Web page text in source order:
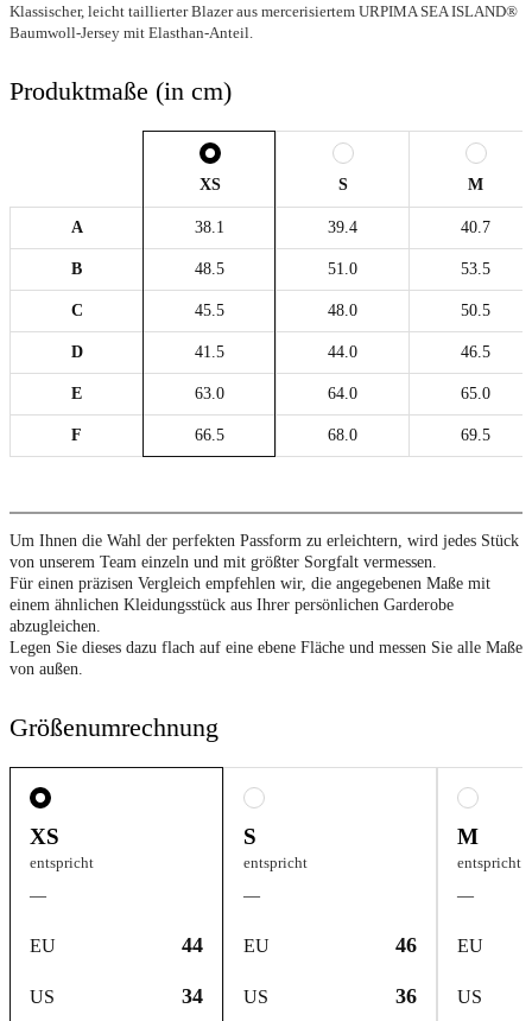
Klassischer, leicht taillierter Blazer aus mercerisiertem URPIMA SEA ISLAND®
Baumwoll-Jersey mit Elasthan-Anteil.
Produktmaße (in cm)
XS S M
A 38.1 39.4 40.7
B 48.5 51.0 53.5
C 45.5 48.0 50.5
D 41.5 44.0 46.5
E 63.0 64.0 65.0
F 66.5 68.0 69.5
Um Ihnen die Wahl der perfekten Passform zu erleichtern, wird jedes Stück
von unserem Team einzeln und mit größter Sorgfalt vermessen.
Für einen präzisen Vergleich empfehlen wir, die angegebenen Maße mit
einem ähnlichen Kleidungsstück aus Ihrer persönlichen Garderobe
abzugleichen.
Legen Sie dieses dazu flach auf eine ebene Fläche und messen Sie alle Maße
von außen.
Größenumrechnung
XS
entspricht
—
EU 44
US 34
S
entspricht
—
EU 46
US 36
M
entspricht
—
EU
US